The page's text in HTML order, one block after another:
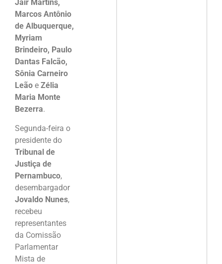
Jair Martins,
Marcos Antônio
de Albuquerque,
Myriam
Brindeiro, Paulo
Dantas Falcão,
Sônia Carneiro
Leão e Zélia
Maria Monte
Bezerra.
Segunda-feira o
presidente do
Tribunal de
Justiça de
Pernambuco,
desembargador
Jovaldo Nunes,
recebeu
representantes
da Comissão
Parlamentar
Mista de